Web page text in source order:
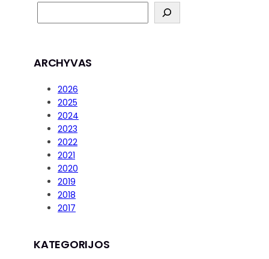
ARCHYVAS
2026
2025
2024
2023
2022
2021
2020
2019
2018
2017
KATEGORIJOS